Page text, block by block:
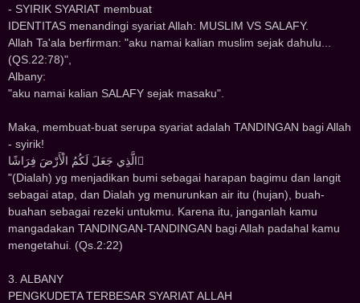
- SYIRIK SYARIAT membuat
IDENTITAS menandingi syariat Allah: MUSLIM VS SALAFY.
Allah Ta'ala berfirman: "aku namai kalian muslim sejak dahulu...
(QS.22:78)",
Albany:
"aku namai kalian SALAFY sejak masaku".
Maka, membuat-buat serupa syariat adalah TANDINGAN bagi Allah
- syirik!
الَّذِي جَعَلَ لَكُمُ الْأَرْضَ فِرَاشًا ً
"(Dialah) yg menjadikan bumi sebagai harapan bagimu dan langit
sebagai atap, dan Dialah yg menurunkan air itu (hujan), buah-
buahan sebagai rezeki untukmu. Karena itu, janganlah kamu
mangadakan TANDINGAN-TANDINGAN bagi Allah padahal kamu
mengetahui. (Qs.2:22)
3. ALBANY
PENGKUDETA TERBESAR SYARIAT ALLAH